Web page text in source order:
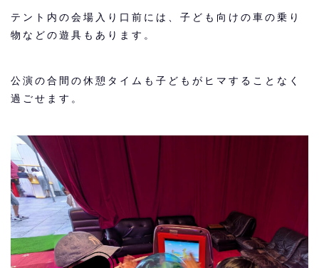
テント内の会場入り口前には、子ども向けの車の乗り
物などの遊具もあります。
公演の合間の休憩タイムも子どもがヒマすることなく
過ごせます。